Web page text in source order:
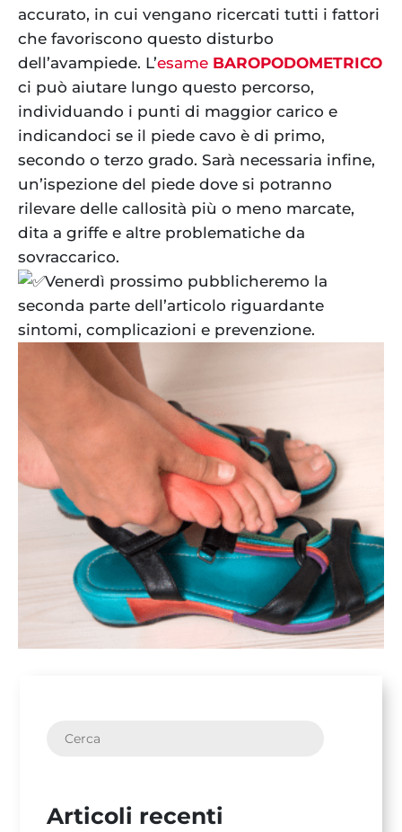
accurato, in cui vengano ricercati tutti i fattori
che favoriscono questo disturbo
dell’avampiede. L’esame BAROPODOMETRICO
ci può aiutare lungo questo percorso,
individuando i punti di maggior carico e
indicandoci se il piede cavo è di primo,
secondo o terzo grado. Sarà necessaria infine,
un’ispezione del piede dove si potranno
rilevare delle callosità più o meno marcate,
dita a griffe e altre problematiche da
sovraccarico.
Venerdì prossimo pubblicheremo la
seconda parte dell’articolo riguardante
sintomi, complicazioni e prevenzione.
Articoli recenti